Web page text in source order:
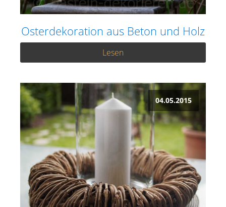
Osterdekoration aus Beton und Holz
Lesen
04.05.2015